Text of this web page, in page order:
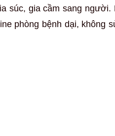
súc, gia cầm sang người.
phòng bệnh dại, không